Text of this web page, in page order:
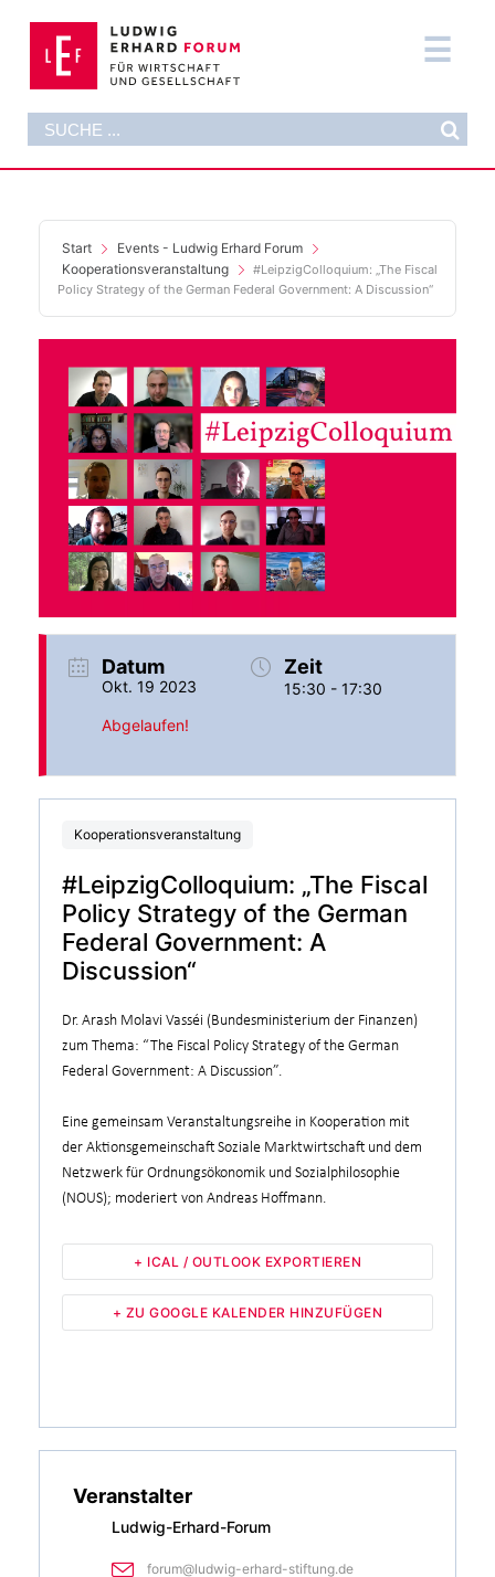
Inhalt
springen
Suche
DAS FORUM
FORMATE
PUBLIKATIONEN
SUPPORT NOW
Start
Events - Ludwig Erhard Forum
Kooperationsveranstaltung
#LeipzigColloquium: „The Fiscal
Policy Strategy of the German Federal Government: A Discussion“
Datum
Okt. 19 2023
Abgelaufen!
Zeit
15:30 - 17:30
Kooperationsveranstaltung
#LeipzigColloquium: „The Fiscal
Policy Strategy of the German
Federal Government: A
Discussion“
Dr. Arash Molavi Vasséi (Bundesministerium der Finanzen)
zum Thema: “The Fiscal Policy Strategy of the German
Federal Government: A Discussion”.
Eine gemeinsam Veranstaltungsreihe in Kooperation mit
der Aktionsgemeinschaft Soziale Marktwirtschaft und dem
Netzwerk für Ordnungsökonomik und Sozialphilosophie
(NOUS); moderiert von Andreas Hoffmann.
+ ZU GOOGLE KALENDER HINZUFÜGEN
+ ICAL / OUTLOOK EXPORTIEREN
Veranstalter
Ludwig-Erhard-Forum
forum@ludwig-erhard-stiftung.de